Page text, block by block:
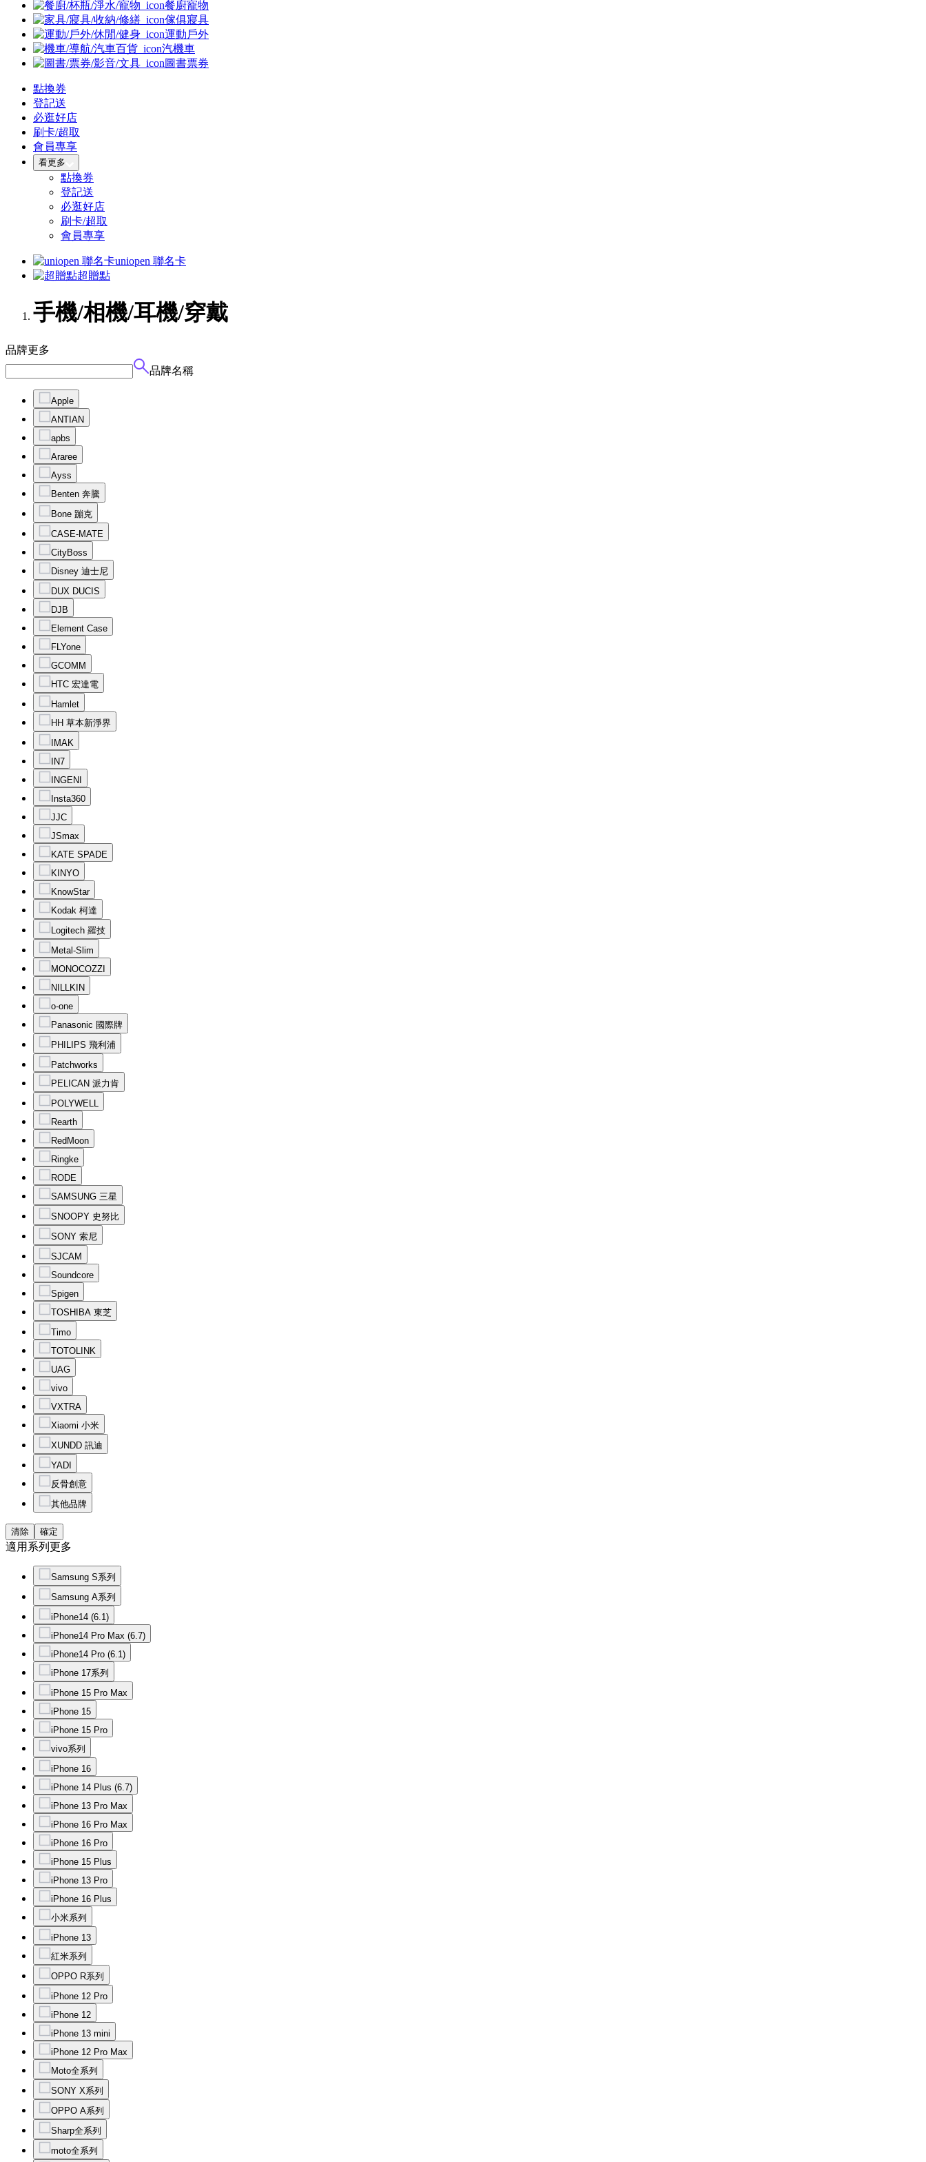
餐廚寵物
傢俱寢具
運動戶外
汽機車
圖書票券
點換券
登記送
必逛好店
刷卡/超取
會員專享
看更多
點換券
登記送
必逛好店
刷卡/超取
會員專享
uniopen 聯名卡
超贈點
手機/相機/耳機/穿戴
品牌更多
品牌名稱
Apple
ANTIAN
apbs
Araree
Ayss
Benten 奔騰
Bone 蹦克
CASE-MATE
CityBoss
Disney 迪士尼
DUX DUCIS
DJB
Element Case
FLYone
GCOMM
HTC 宏達電
Hamlet
HH 草本新淨界
IMAK
IN7
INGENI
Insta360
JJC
JSmax
KATE SPADE
KINYO
KnowStar
Kodak 柯達
Logitech 羅技
Metal-Slim
MONOCOZZI
NILLKIN
o-one
Panasonic 國際牌
PHILIPS 飛利浦
Patchworks
PELICAN 派力肯
POLYWELL
Rearth
RedMoon
Ringke
RODE
SAMSUNG 三星
SNOOPY 史努比
SONY 索尼
SJCAM
Soundcore
Spigen
TOSHIBA 東芝
Timo
TOTOLINK
UAG
vivo
VXTRA
Xiaomi 小米
XUNDD 訊迪
YADI
反骨創意
其他品牌
清除 確定
適用系列 更多
Samsung S系列
Samsung A系列
iPhone14 (6.1)
iPhone14 Pro Max (6.7)
iPhone14 Pro (6.1)
iPhone 17系列
iPhone 15 Pro Max
iPhone 15
iPhone 15 Pro
vivo系列
iPhone 16
iPhone 14 Plus (6.7)
iPhone 13 Pro Max
iPhone 16 Pro Max
iPhone 16 Pro
iPhone 15 Plus
iPhone 13 Pro
iPhone 16 Plus
小米系列
iPhone 13
紅米系列
OPPO R系列
iPhone 12 Pro
iPhone 12
iPhone 13 mini
iPhone 12 Pro Max
Moto全系列
SONY X系列
OPPO A系列
Sharp全系列
moto全系列